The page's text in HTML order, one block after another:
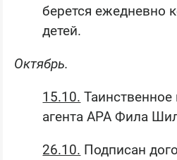
берется ежедневно
детей.
Октябрь.
15.10.
агента АРА Фила
26.10. Подписан